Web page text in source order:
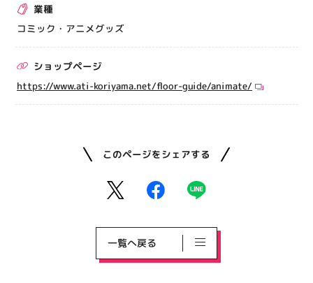
業種
コミック・アニメグッズ
ショップページ
https://www.ati-koriyama.net/floor-guide/animate/
このページをシェアする
一覧へ戻る